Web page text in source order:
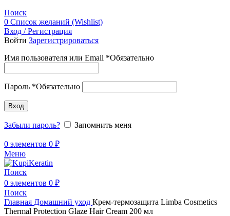
Поиск
0 Список желаний (Wishlist)
Вход / Регистрация
Войти Зарегистрироваться
Имя пользователя или Email *Обязательно
Пароль *Обязательно
Вход
Забыли пароль? Запомнить меня
0 элементов 0 ₽
Меню
Поиск
0 элементов 0 ₽
Поиск
Главная Домашний уход Крем-термозащита Limba Cosmetics
Thermal Protection Glaze Hair Cream 200 мл